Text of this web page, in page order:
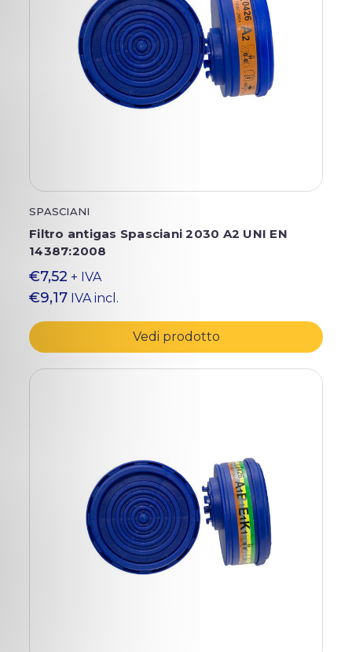
SPASCIANI
Filtro antigas Spasciani 2030 A2 UNI EN
14387:2008
€7,52 + IVA
€9,17 IVA incl.
Vedi prodotto